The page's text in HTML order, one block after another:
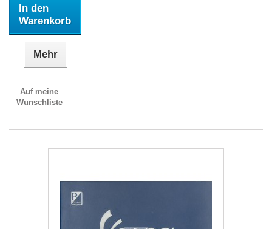
In den
Warenkorb
Mehr
Auf meine
Wunschliste